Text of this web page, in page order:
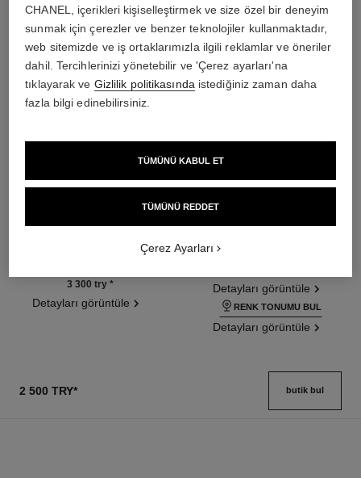
les beiges healthy glow sheer
3 300 try *
Detayları görüntüle
Ref. 184720
Detayları görüntüle
RENK TONUMU BUL
Detayları görüntüle
2 500 TRY* butik bul
CHANEL, içerikleri kişiselleştirmek ve size özel bir deneyim
sunmak için çerezler ve benzer teknolojiler kullanmaktadır,
web sitemizde ve iş ortaklarımızla ilgili reklamlar ve öneriler
dahil. Tercihlerinizi yönetebilir ve 'Çerez ayarları'na
tıklayarak ve Gizlilik politikasında istediğiniz zaman daha
fazla bilgi edinebilirsiniz.
TÜMÜNÜ REDDET
TÜMÜNÜ KABUL ET
Çerez Ayarları